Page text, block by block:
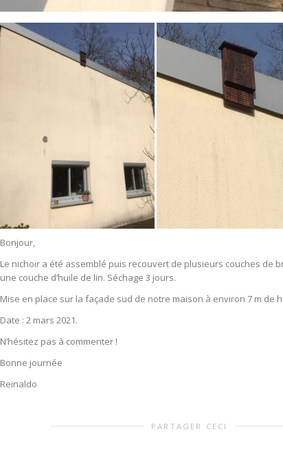
Bonjour,
Le nichoir a été assemblé puis recouvert de plusieurs couches de
une couche d’huile de lin. Séchage 3 jours.
Mise en place sur la façade sud de notre maison à environ 7 m de
Date : 2 mars 2021.
N’hésitez pas à commenter !
Bonne journée
Reinaldo
PARTAGER CECI